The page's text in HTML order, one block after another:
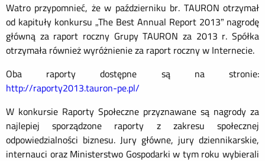
Watro przypomnieć, że w październiku br. TAURON otrzymał
od kapituły konkursu „The Best Annual Report 2013” nagrodę
główną za raport roczny Grupy TAURON za 2013 r. Spółka
otrzymała również wyróżnienie za raport roczny w Internecie.
Oba raporty dostępne są na stronie:
http://raporty2013.tauron-pe.pl/
W konkursie Raporty Społeczne przyznawane są nagrody za
najlepiej sporządzone raporty z zakresu społecznej
odpowiedzialności biznesu. Jury główne, jury dziennikarskie,
internauci oraz Ministerstwo Gospodarki w tym roku wybierali